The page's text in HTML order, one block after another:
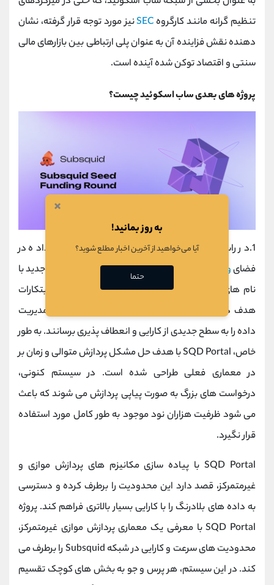
تنظیم‌ گرانه مانند کارگروهSECنیز مورد توجه قرار گرفته، نشان‌
دهنده نقش فزاینده آن به عنوان پلی ارتباطی بین بازارهای مالی
سنتی و اقتصاد توکن ‌شده آینده است.
پروژه های بعدی ساب اسکوئید چیست؟
1.در راستای پاسخگویی به نیازهای فزاینده پردازش داده در
فضایوب 3 ساب ‌اسکوئیددر حال توسعه دو پروژه جدید با
نام‌ های "SQD Portal" و "Light Squid" است. این ابتکارات
هدف دارند تا با حذف وابستگی به سرورهای متمرکز، مدیریت
داده را به سطح جدیدی از کارایی و انعطاف ‌پذیری برسانند. به ‌طور
خاص، SQD Portal با هدف حل مشکل پردازش متوالی و زمان ‌بر
در معماری فعلی طراحی شده است. در سیستم کنونی،
درخواست ‌های بزرگ به‌ صورت پیاپی پردازش می ‌شوند که باعث
می ‌شود ظرفیت هزاران نود موجود به طور کامل مورد استفاده
قرار نگیرد.
SQD Portal با پیاده ‌سازی مکانیزم‌ های پردازش موازی و
غیرمتمرکز، قصد دارد این محدودیت را برطرف کرده و دسترسی
به داده ‌های بلادرنگ را با کارایی بسیار بالاتری فراهم کند. پروژه
SQD Portal با معرفی یک معماری پردازش موازی غیرمتمرکز،
محدودیت ‌های سرعت و کارایی در شبکه Subsquid را برطرف می‌
کند. در این سیستم، هر پرس ‌و جو به بخش ‌های کوچک تقسیم
×
به روز بمانید!
آیا می‌خواهید از آخرین اخبار مطلع شوید؟
حتما